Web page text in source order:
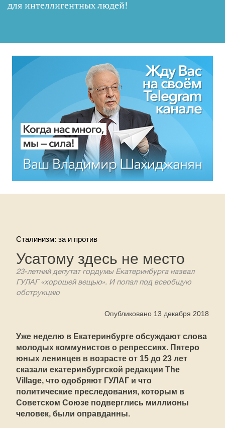
для интеллигентных людей!
Сталинизм: за и против
Усатому здесь не место
23-летний депутат гордумы Екатеринбурга назвал
ГУЛАГ «хорошей вещью». И попал под всеобщую
обструкцию
Опубликовано 13 декабря 2018
Уже неделю в Екатеринбурге обсуждают слова
молодых коммунистов о репрессиях. Пятеро
юных ленинцев в возрасте от 15 до 23 лет
сказали екатеринбургской редакции The
Village, что одобряют ГУЛАГ и что
политические преследования, которым в
Советском Союзе подверглись миллионы
человек, были оправданны.